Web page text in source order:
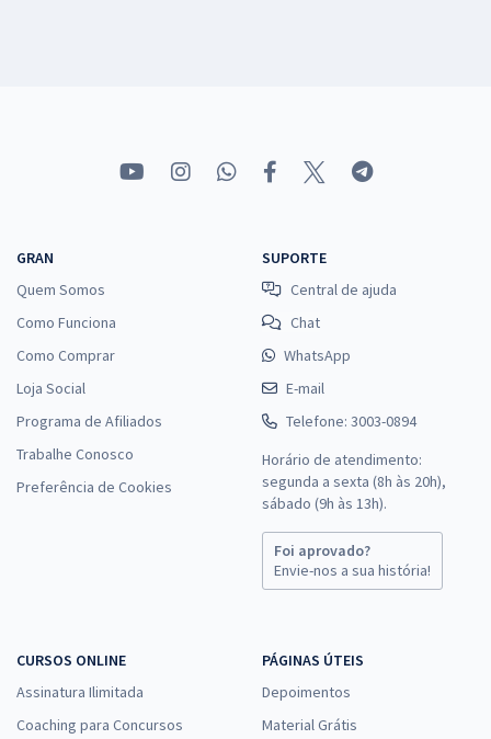
GRAN
Quem Somos
Como Funciona
Como Comprar
Loja Social
Programa de Afiliados
Trabalhe Conosco
Preferência de Cookies
SUPORTE
Central de ajuda
Chat
WhatsApp
E-mail
Telefone: 3003-0894
Horário de atendimento:
segunda a sexta (8h às 20h),
sábado (9h às 13h).
Foi aprovado?
Envie-nos a sua história!
CURSOS ONLINE
Assinatura Ilimitada
Coaching para Concursos
PÁGINAS ÚTEIS
Depoimentos
Material Grátis